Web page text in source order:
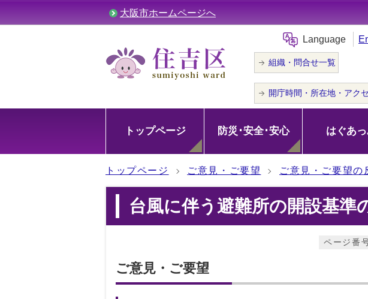
大阪市ホームページへ
Language
組織・問合せ一覧
開庁時間・所在地・アク
トップページ 防災･安全･安心 はぐあ
トップページ ご意見・ご要望 ご意見・ご要望の
台風に伴う避難所の開設基準
ページ番
ご意見・ご要望